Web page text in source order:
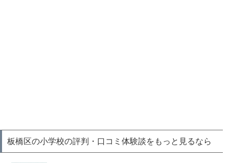
板橋区の小学校の評判・口コミ体験談をもっと見るなら